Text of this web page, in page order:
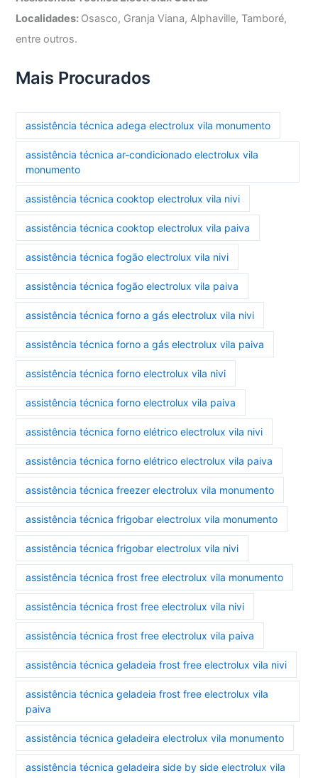
Localidades: Osasco, Granja Viana, Alphaville, Tamboré,
entre outros.
Mais Procurados
assistência técnica adega electrolux vila monumento
assistência técnica ar-condicionado electrolux vila
monumento
assistência técnica cooktop electrolux vila nivi
assistência técnica cooktop electrolux vila paiva
assistência técnica fogão electrolux vila nivi
assistência técnica fogão electrolux vila paiva
assistência técnica forno a gás electrolux vila nivi
assistência técnica forno a gás electrolux vila paiva
assistência técnica forno electrolux vila nivi
assistência técnica forno electrolux vila paiva
assistência técnica forno elétrico electrolux vila nivi
assistência técnica forno elétrico electrolux vila paiva
assistência técnica freezer electrolux vila monumento
assistência técnica frigobar electrolux vila monumento
assistência técnica frigobar electrolux vila nivi
assistência técnica frost free electrolux vila monumento
assistência técnica frost free electrolux vila nivi
assistência técnica frost free electrolux vila paiva
assistência técnica geladeia frost free electrolux vila nivi
assistência técnica geladeia frost free electrolux vila
paiva
assistência técnica geladeira electrolux vila monumento
assistência técnica geladeira side by side electrolux vila